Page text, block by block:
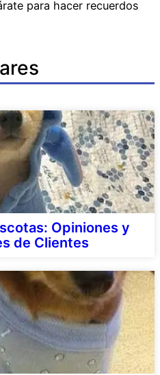
para hacer recuerdos
Opiniones y
de Clientes